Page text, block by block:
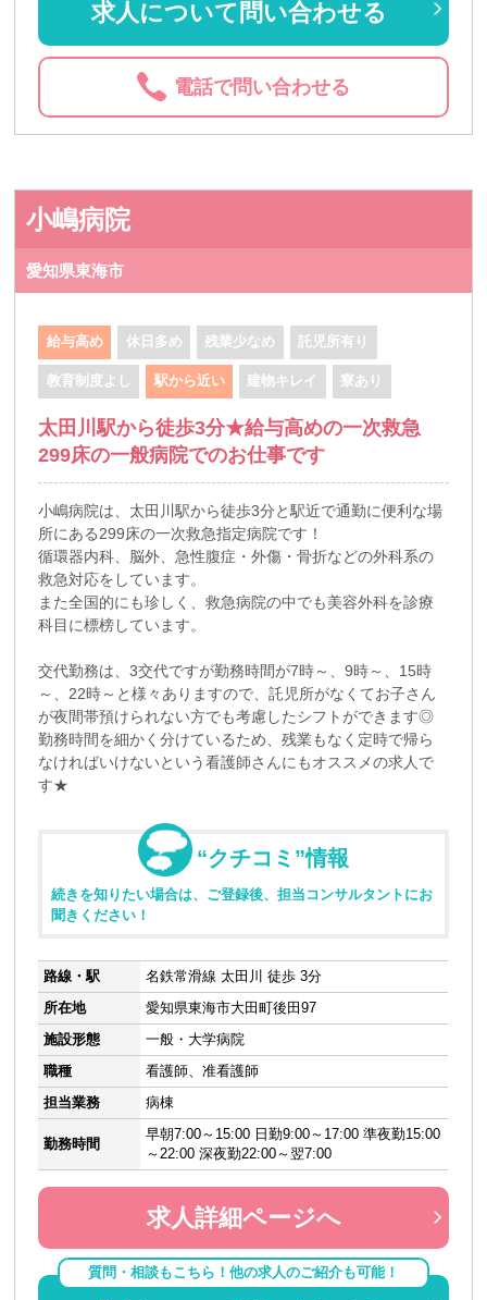
求人について問い合わせる
電話で問い合わせる
小嶋病院
愛知県東海市
給与高め 休日多め 残業少なめ 託児所有り
教育制度よし 駅から近い 建物キレイ 寮あり
太田川駅から徒歩3分★給与高めの一次救急
299床の一般病院でのお仕事です
小嶋病院は、太田川駅から徒歩3分と駅近で通勤に便利な場
所にある299床の一次救急指定病院です！
循環器内科、脳外、急性腹症・外傷・骨折などの外科系の
救急対応をしています。
また全国的にも珍しく、救急病院の中でも美容外科を診療
科目に標榜しています。
交代勤務は、3交代ですが勤務時間が7時～、9時～、15時
～、22時～と様々ありますので、託児所がなくてお子さん
が夜間帯預けられない方でも考慮したシフトができます◎
勤務時間を細かく分けているため、残業もなく定時で帰ら
なければいけないという看護師さんにもオススメの求人で
す★
“クチコミ”情報
続きを知りたい場合は、ご登録後、担当コンサルタントにお
聞きください！
路線・駅
名鉄常滑線 太田川 徒歩 3分
所在地
愛知県東海市大田町後田97
施設形態
一般・大学病院
職種
看護師、准看護師
担当業務
病棟
勤務時間
早朝7:00～15:00 日勤9:00～17:00 準夜勤15:00
～22:00 深夜勤22:00～翌7:00
求人詳細ページへ
質問・相談もこちら！他の求人のご紹介も可能！